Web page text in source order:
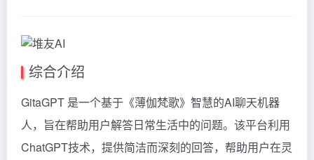
综合介绍
GitaGPT 是一个基于《薄伽梵歌》智慧的AI聊天机器
人，旨在帮助用户解答日常生活中的问题。该平台利用
ChatGPT技术，提供简洁而深刻的回答，帮助用户在灵